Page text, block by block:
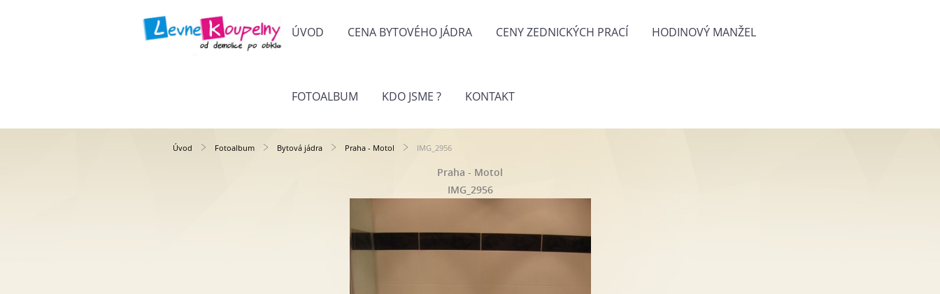
ÚVOD CENA BYTOVÉHO JÁDRA CENY ZEDNICKÝCH PRACÍ HODINOVÝ MANŽEL
FOTOALBUM KDO JSME ? KONTAKT
Úvod Fotoalbum Bytová jádra Praha - Motol IMG_2956
Praha - Motol
IMG_2956